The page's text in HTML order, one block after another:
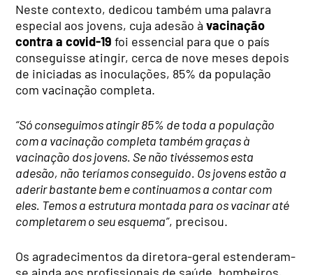
Neste contexto, dedicou também uma palavra
especial aos jovens, cuja adesão àvacinação
contra a covid-19foi essencial para que o país
conseguisse atingir, cerca de nove meses depois
de iniciadas as inoculações, 85% da população
com vacinação completa.
“Só conseguimos atingir 85% de toda a população
com a vacinação completa também graças à
vacinação dos jovens. Se não tivéssemos esta
adesão, não teríamos conseguido. Os jovens estão a
aderir bastante bem e continuamos a contar com
eles. Temos a estrutura montada para os vacinar até
completarem o seu esquema”, precisou.
Os agradecimentos da diretora-geral estenderam-